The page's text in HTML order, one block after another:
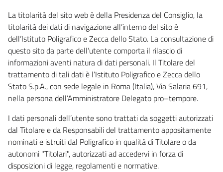
La titolarità del sito web è della Presidenza del Consiglio, la
titolarità dei dati di navigazione all’interno del sito è
dell’Istituto Poligrafico e Zecca dello Stato. La consultazione di
questo sito da parte dell’utente comporta il rilascio di
informazioni aventi natura di dati personali. Il Titolare del
trattamento di tali dati è l’Istituto Poligrafico e Zecca dello
Stato S.p.A., con sede legale in Roma (Italia), Via Salaria 691,
nella persona dell’Amministratore Delegato pro–tempore.
I dati personali dell’utente sono trattati da soggetti autorizzati
dal Titolare e da Responsabili del trattamento appositamente
nominati e istruiti dal Poligrafico in qualità di Titolare o da
autonomi "Titolari", autorizzati ad accedervi in forza di
disposizioni di legge, regolamenti e normative.